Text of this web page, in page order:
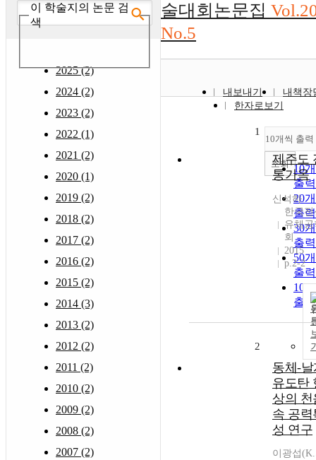
이 학술지의 논문 검
색
2025 (2)
2024 (2)
2023 (2)
2022 (1)
2021 (2)
2020 (1)
2019 (2)
2018 (2)
2017 (2)
2016 (2)
2015 (2)
2014 (3)
2013 (2)
2012 (2)
2011 (2)
2010 (2)
2009 (2)
2008 (2)
2007 (2)
술대회논문집
No.5
내보내기
내책장
한자로보기
10개씩 출력
10
출력
20
출력
30
출력
50
출력
100
출력
조회
1
제주도
통가옥
신석하
한국전
유체공
회
2015
p.2-2
2
동체-날
유도탄
상의 천
속 공력
성 연구
이광섭